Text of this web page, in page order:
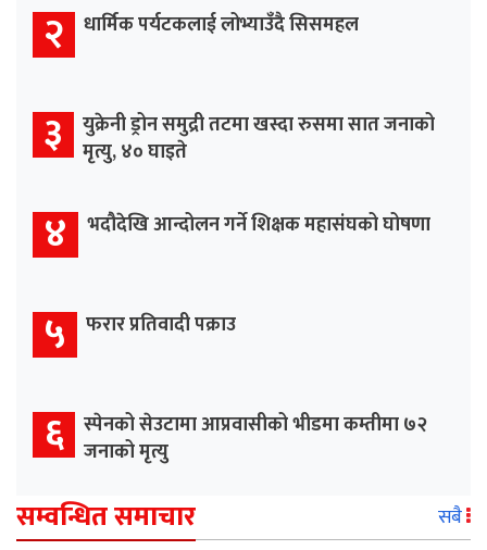
२ धार्मिक पर्यटकलाई लोभ्याउँदै सिसमहल
३ युक्रेनी ड्रोन समुद्री तटमा खस्दा रुसमा सात जनाको
मृत्यु, ४० घाइते
४ भदौदेखि आन्दोलन गर्ने शिक्षक महासंघको घोषणा
५ फरार प्रतिवादी पक्राउ
६ स्पेनको सेउटामा आप्रवासीको भीडमा कम्तीमा ७२
जनाको मृत्यु
सम्वन्धित समाचार सबै